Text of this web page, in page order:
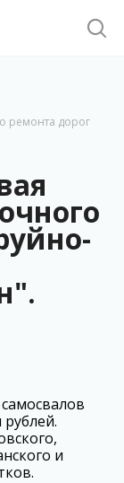
ремонта дорог
и